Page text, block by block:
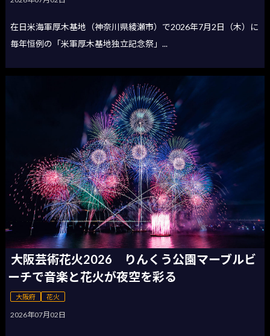
在日米海軍厚木基地（神奈川県綾瀬市）で2026年7月2日（木）に
毎年恒例の「米軍厚木基地独立記念祭」...
大阪芸術花火2026 りんくう公園マーブルビ
ーチで音楽と花火が夜空を彩る
大阪府 花火
2026年07月02日